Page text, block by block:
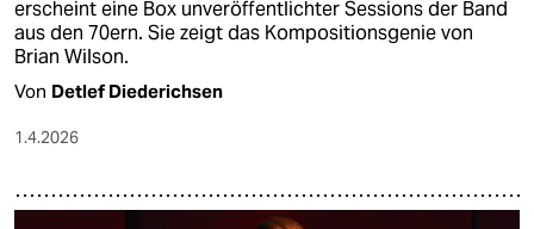
erscheint eine Box unveröffentlichter Sessions der Band
aus den 70ern. Sie zeigt das Kompositionsgenie von
Brian Wilson.
Von Detlef Diederichsen
1.4.2026